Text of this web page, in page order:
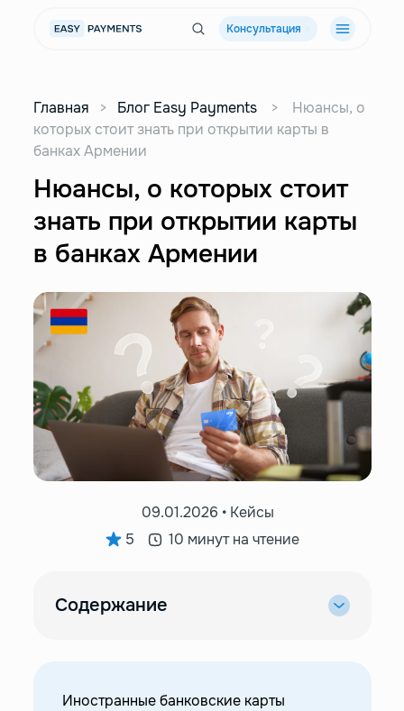
Консультация
Главная > Блог Easy Payments >
Нюансы, о
которых стоит знать при открытии карты в
банках Армении
Нюансы, о которых стоит
знать при открытии карты
в банках Армении
09.01.2026 • Кейсы
5
10 минут на чтение
Содержание
Иностранные банковские карты